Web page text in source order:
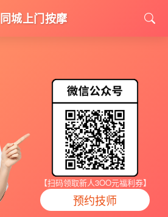
同城上门按摩
【扫码领取新人3OO元福利券】
预约技师